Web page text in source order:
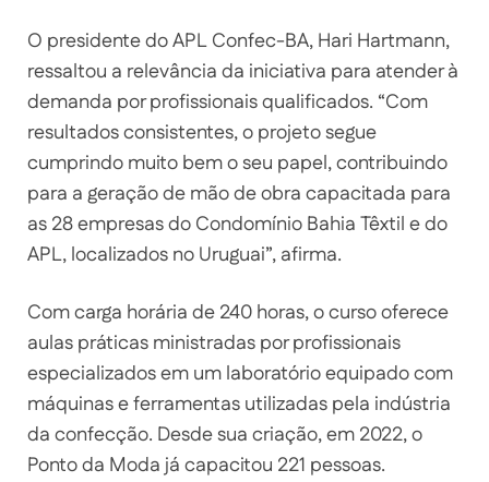
O presidente do APL Confec-BA, Hari Hartmann,
ressaltou a relevância da iniciativa para atender à
demanda por profissionais qualificados. “Com
resultados consistentes, o projeto segue
cumprindo muito bem o seu papel, contribuindo
para a geração de mão de obra capacitada para
as 28 empresas do Condomínio Bahia Têxtil e do
APL, localizados no Uruguai”, afirma.
Com carga horária de 240 horas, o curso oferece
aulas práticas ministradas por profissionais
especializados em um laboratório equipado com
máquinas e ferramentas utilizadas pela indústria
da confecção. Desde sua criação, em 2022, o
Ponto da Moda já capacitou 221 pessoas.